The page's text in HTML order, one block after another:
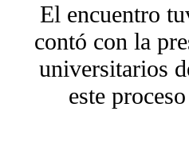
El encuentro
contó con la
universitarios
este